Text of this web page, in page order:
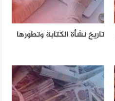
تاريخ نشأة الكتابة وتطورها